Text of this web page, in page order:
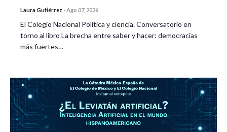
Laura Gutiérrez -Ago 07, 2026
El Colegio Nacional Política y ciencia. Conversatorio en
torno al libro La brecha entre saber y hacer: democracias
más fuertes…